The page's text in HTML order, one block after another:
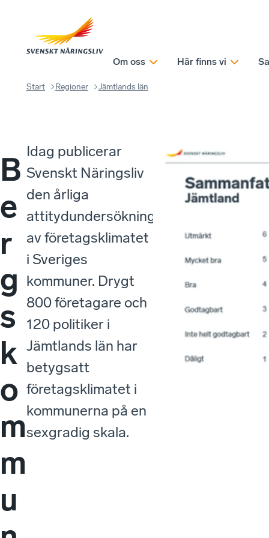
Om oss Här finns vi
Start Regioner Jämtlands län
B
e
r
g
s
k
o
m
m
u
Idag publicerar
Svenskt Näringsliv
den årliga
attitydundersökningen
av företagsklimatet
i Sveriges
kommuner. Drygt
800 företagare och
120 politiker i
Jämtlands län har
betygsatt
företagsklimatet i
kommunerna på en
sexgradig skala.